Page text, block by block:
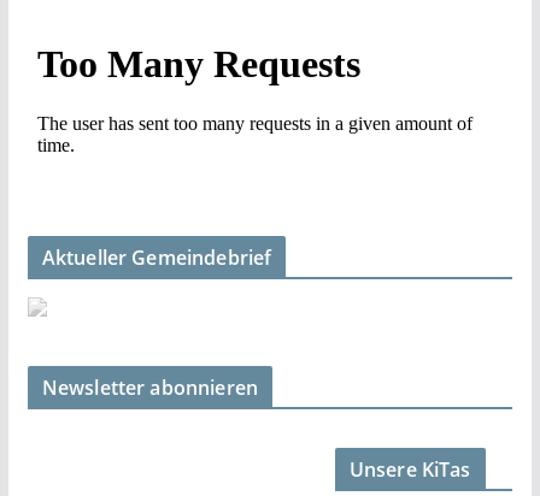
Aktueller Gemeindebrief
Newsletter abonnieren
Unsere KiTas